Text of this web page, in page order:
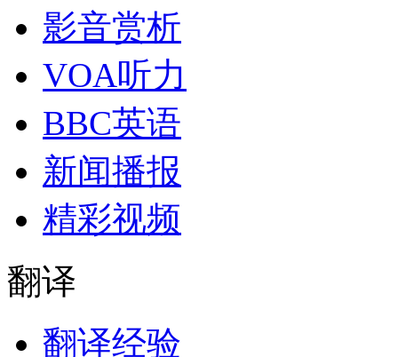
影音赏析
VOA听力
BBC英语
新闻播报
精彩视频
翻译
翻译经验